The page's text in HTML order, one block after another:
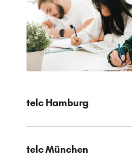
telc Hamburg
telc München